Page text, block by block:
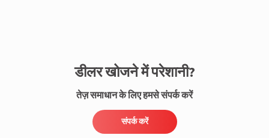
डीलर खोजने में परेशानी?
तेज़ समाधान के लिए हमसे संपर्क करें
संपर्क करें